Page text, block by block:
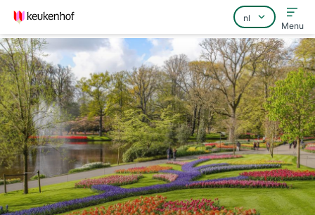
Home
Veelgestelde vragen
Contact
Menu